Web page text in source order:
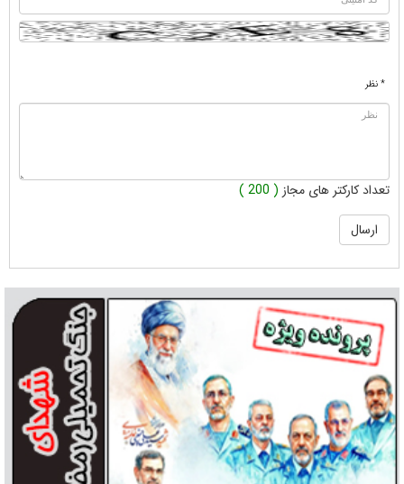
* نظر
تعداد کارکتر های مجاز ( 200 )